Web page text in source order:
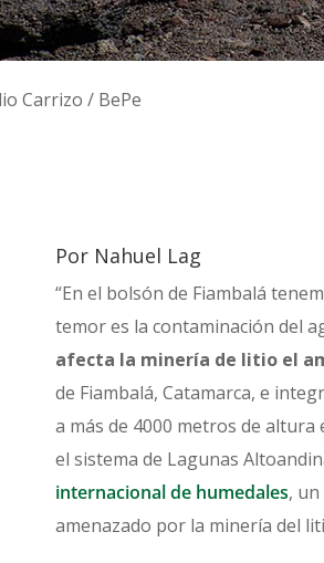
Carrizo / BePe
Por Nahuel Lag
“En el bolsón de Fiambalá
temor es la contaminación del
afecta la minería de litio el
de Fiambalá, Catamarca, e
a más de 4000 metros de
el sistema de Lagunas
internacional de humedales,
amenazado por la minería del